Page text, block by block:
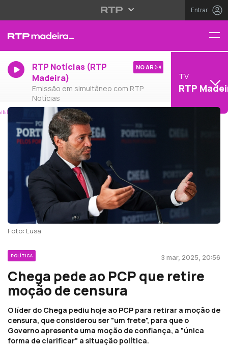
Entrar
RTP Notícias (RTP
Madeira)
Emissão em simultâneo com RTP
Notícias
NO AR
TV
RTP
Foto: Lusa
POLÍTICA 3 mar, 2025, 20:56
Chega pede ao PCP que retire
moção de censura
O líder do Chega pediu hoje ao PCP para retirar a moção de
censura, que considerou ser "um frete", para que o
Governo apresente uma moção de confiança, a "única
forma de clarificar" a situação política.